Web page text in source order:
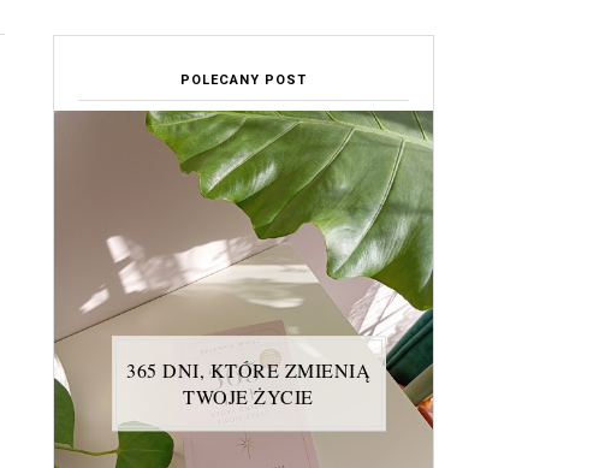
POLECANY POST
365 DNI, KTÓRE ZMIENIĄ
TWOJE ŻYCIE